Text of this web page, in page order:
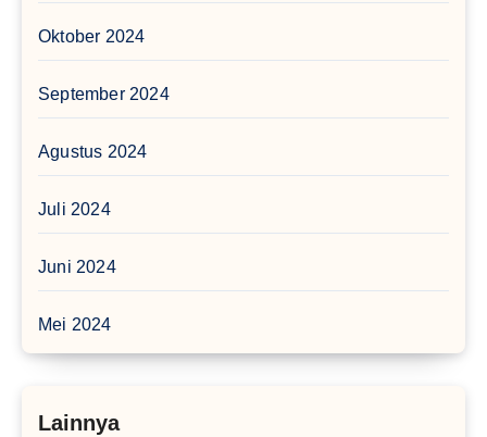
Oktober 2024
September 2024
Agustus 2024
Juli 2024
Juni 2024
Mei 2024
Lainnya